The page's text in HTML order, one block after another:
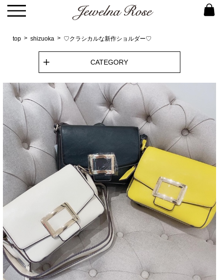
top shizuoka ♡クラシカルな新作ショルダー♡
CATEGORY